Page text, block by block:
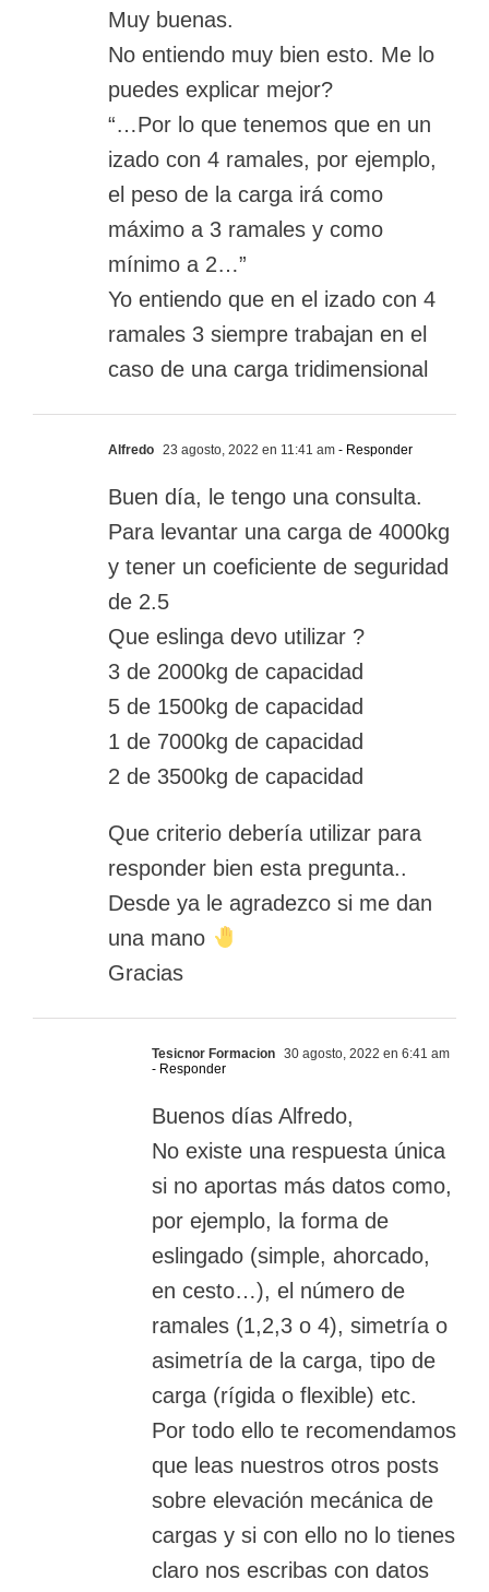
Muy buenas.
No entiendo muy bien esto. Me lo
puedes explicar mejor?
“…Por lo que tenemos que en un
izado con 4 ramales, por ejemplo,
el peso de la carga irá como
máximo a 3 ramales y como
mínimo a 2…”
Yo entiendo que en el izado con 4
ramales 3 siempre trabajan en el
caso de una carga tridimensional
Alfredo 23 agosto, 2022 en 11:41 am - Responder
Buen día, le tengo una consulta.
Para levantar una carga de 4000kg
y tener un coeficiente de seguridad
de 2.5
Que eslinga devo utilizar ?
3 de 2000kg de capacidad
5 de 1500kg de capacidad
1 de 7000kg de capacidad
2 de 3500kg de capacidad
Que criterio debería utilizar para
responder bien esta pregunta..
Desde ya le agradezco si me dan
una mano
Gracias
Tesicnor Formacion 30 agosto, 2022 en 6:41 am
- Responder
Buenos días Alfredo,
No existe una respuesta única
si no aportas más datos como,
por ejemplo, la forma de
eslingado (simple, ahorcado,
en cesto…), el número de
ramales (1,2,3 o 4), simetría o
asimetría de la carga, tipo de
carga (rígida o flexible) etc.
Por todo ello te recomendamos
que leas nuestros otros posts
sobre elevación mecánica de
cargas y si con ello no lo tienes
claro nos escribas con datos